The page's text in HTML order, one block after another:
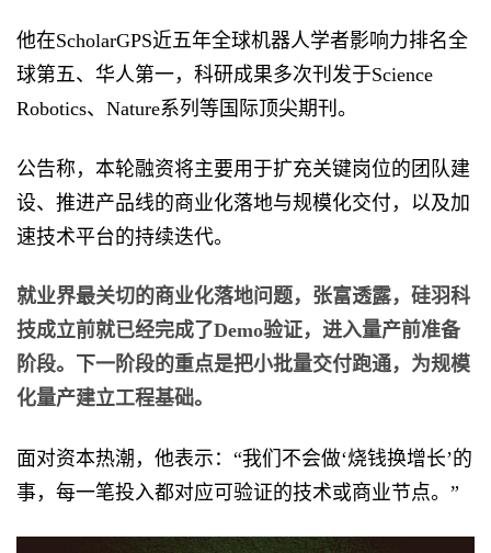
他在ScholarGPS近五年全球机器人学者影响力排名全
球第五、华人第一，科研成果多次刊发于Science
Robotics、Nature系列等国际顶尖期刊。
公告称，本轮融资将主要⽤于扩充关键岗位的团队建
设、推进产品线的商业化落地与规模化交付，以及加
速技术平台的持续迭代。
就业界最关切的商业化落地问题，张富透露，硅羽科
技成立前就已经完成了Demo验证，进入量产前准备
阶段。下一阶段的重点是把小批量交付跑通，为规模
化量产建立工程基础。
面对资本热潮，他表示：“我们不会做‘烧钱换增长’的
事，每一笔投入都对应可验证的技术或商业节点。”